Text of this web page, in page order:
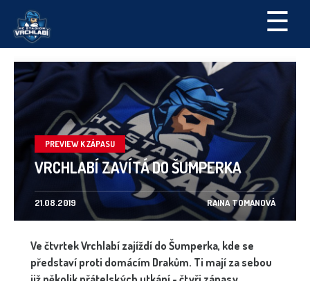
☰
PREVIEW K ZÁPASU
VRCHLABÍ ZAVÍTÁ DO ŠUMPERKA
21.08.2019 RAINA TOMANOVÁ
Ve čtvrtek Vrchlabí zajíždí do Šumperka, kde se
představí proti domácím Drakům. Ti mají za sebou